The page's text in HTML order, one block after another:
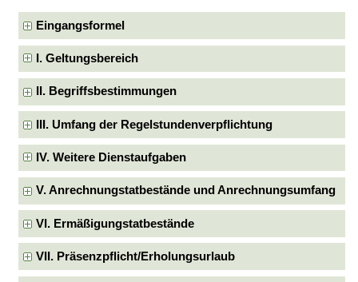
Eingangsformel
I. Geltungsbereich
II. Begriffsbestimmungen
III. Umfang der Regelstundenverpflichtung
IV. Weitere Dienstaufgaben
V. Anrechnungstatbestände und Anrechnungsumfang
VI. Ermäßigungstatbestände
VII. Präsenzpflicht/Erholungsurlaub